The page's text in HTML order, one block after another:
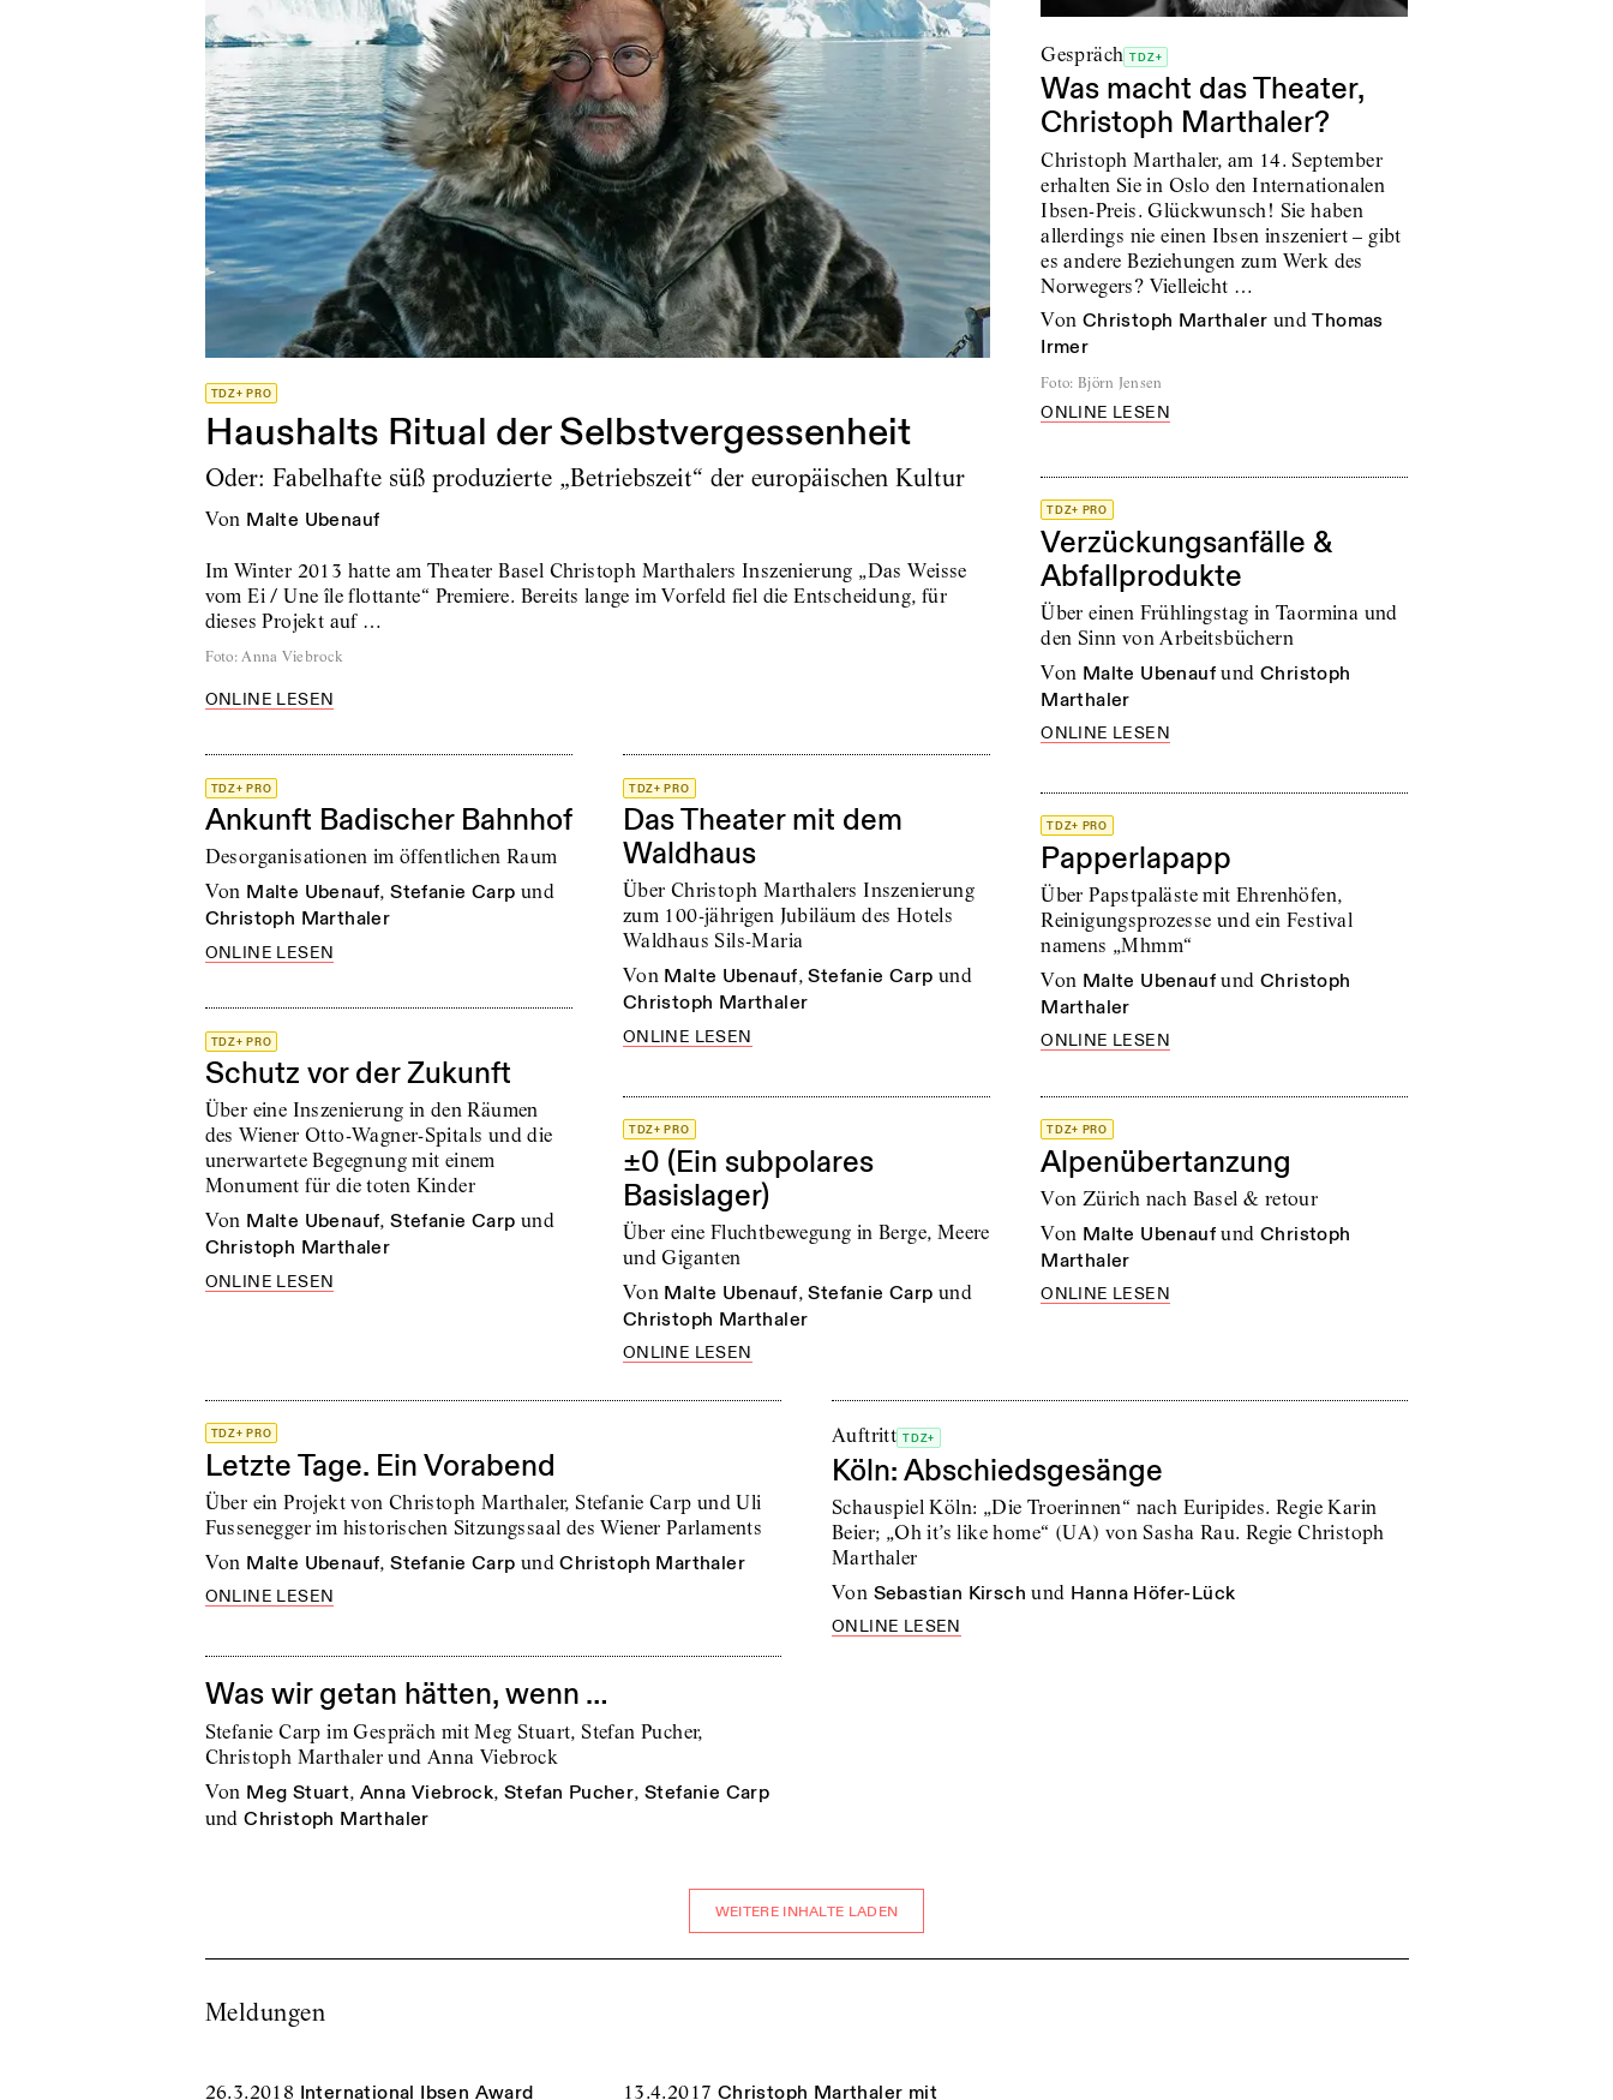
Gespräch TDZ+
Was macht das Theater,
Christoph Marthaler?
Christoph Marthaler, am 14. September
erhalten Sie in Oslo den Internationalen
Ibsen-Preis. Glückwunsch! Sie haben
allerdings nie einen Ibsen inszeniert – gibt
es andere Beziehungen zum Werk des
Norwegers? Vielleicht …
von Christoph Marthaler und Thomas
Irmer
Foto: Björn Jensen
ONLINE LESEN
TDZ+ PRO
Haushalts Ritual der Selbstvergessenheit
Oder: Fabelhafte süß produzierte „Betriebszeit“ der europäischen Kultur
von Malte Ubenauf
Im Winter 2013 hatte am Theater Basel Christoph Marthalers Inszenierung „Das Weisse
vom Ei / Une île flottante“ Premiere. Bereits lange im Vorfeld fiel die Entscheidung, für
dieses Projekt auf …
Foto: Anna Viebrock
ONLINE LESEN
TDZ+ PRO
Verzückungsanfälle &
Abfallprodukte
Über einen Frühlingstag in Taormina und
den Sinn von Arbeitsbüchern
von Malte Ubenauf und Christoph
Marthaler
ONLINE LESEN
TDZ+ PRO
Ankunft Badischer Bahnhof
Desorganisationen im öffentlichen Raum
von Malte Ubenauf,Stefanie Carp und
Christoph Marthaler
ONLINE LESEN
TDZ+ PRO
Das Theater mit dem
Waldhaus
Über Christoph Marthalers Inszenierung
zum 100-jährigen Jubiläum des Hotels
Waldhaus Sils-Maria
von Malte Ubenauf,Stefanie Carp und
Christoph Marthaler
ONLINE LESEN
TDZ+ PRO
Papperlapapp
Über Papstpaläste mit Ehrenhöfen,
Reinigungsprozesse und ein Festival
namens „Mhmm“
von Malte Ubenauf und Christoph
Marthaler
ONLINE LESEN
TDZ+ PRO
Schutz vor der Zukunft
Über eine Inszenierung in den Räumen
des Wiener Otto-Wagner-Spitals und die
unerwartete Begegnung mit einem
Monument für die toten Kinder
von Malte Ubenauf,Stefanie Carp und
Christoph Marthaler
ONLINE LESEN
TDZ+ PRO
±0 (Ein subpolares
Basislager)
Über eine Fluchtbewegung in Berge, Meere
und Giganten
von Malte Ubenauf,Stefanie Carp und
Christoph Marthaler
ONLINE LESEN
TDZ+ PRO
Alpenübertanzung
Von Zürich nach Basel & retour
von Malte Ubenauf und Christoph
Marthaler
ONLINE LESEN
TDZ+ PRO
Letzte Tage. Ein Vorabend
Über ein Projekt von Christoph Marthaler, Stefanie Carp und Uli
Fussenegger im historischen Sitzungssaal des Wiener Parlaments
von Malte Ubenauf,Stefanie Carp und Christoph Marthaler
ONLINE LESEN
Auftritt TDZ+
Köln: Abschiedsgesänge
Schauspiel Köln: „Die Troerinnen“ nach Euripides. Regie Karin
Beier; „Oh it’s like home“ (UA) von Sasha Rau. Regie Christoph
Marthaler
von Sebastian Kirsch und Hanna Höfer-Lück
ONLINE LESEN
Was wir getan hätten, wenn …
Stefanie Carp im Gespräch mit Meg Stuart, Stefan Pucher,
Christoph Marthaler und Anna Viebrock
von Meg Stuart, Anna Viebrock, Stefan Pucher, Stefanie Carp
und Christoph Marthaler
WEITERE INHALTE LADEN
Meldungen
26.3.2018 International Ibsen Award 13.4.2017 Christoph Marthaler mit